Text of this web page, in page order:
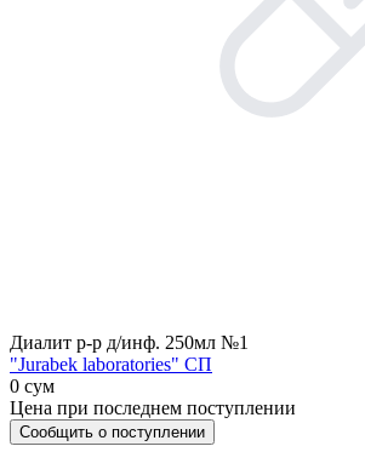
Диалит р-р д/инф. 250мл №1
"Jurabek laboratories" СП
0 сум
Цена при последнем поступлении
Сообщить о поступлении